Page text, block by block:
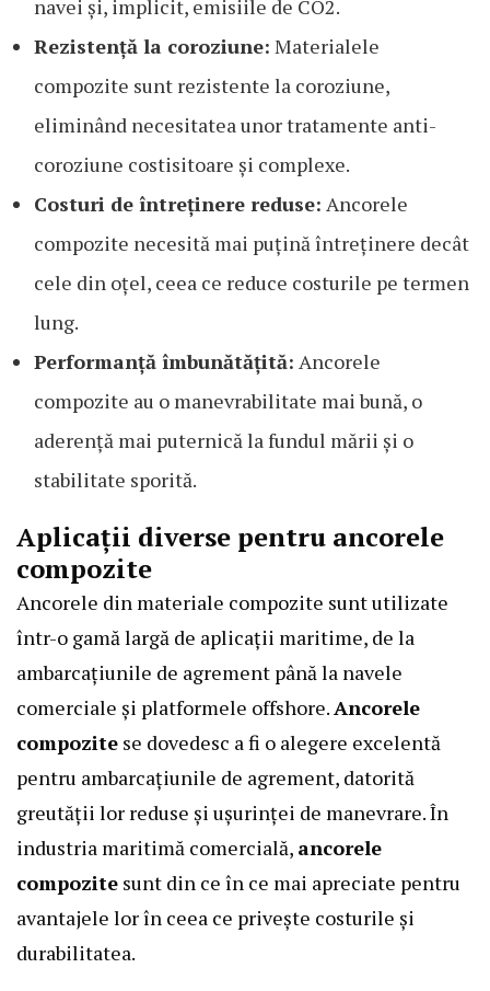
navei și, implicit, emisiile de CO2.
Rezistență la coroziune: Materialele
compozite sunt rezistente la coroziune,
eliminând necesitatea unor tratamente anti-
coroziune costisitoare și complexe.
Costuri de întreținere reduse: Ancorele
compozite necesită mai puțină întreținere decât
cele din oțel, ceea ce reduce costurile pe termen
lung.
Performanță îmbunătățită: Ancorele
compozite au o manevrabilitate mai bună, o
aderență mai puternică la fundul mării și o
stabilitate sporită.
Aplicații diverse pentru ancorele
compozite
Ancorele din materiale compozite sunt utilizate
într-o gamă largă de aplicații maritime, de la
ambarcațiunile de agrement până la navele
comerciale și platformele offshore.Ancorele
compozite se dovedesc a fi o alegere excelentă
pentru ambarcațiunile de agrement, datorită
greutății lor reduse și ușurinței de manevrare. În
industria maritimă comercială, ancorele
compozite sunt din ce în ce mai apreciate pentru
avantajele lor în ceea ce privește costurile și
durabilitatea.